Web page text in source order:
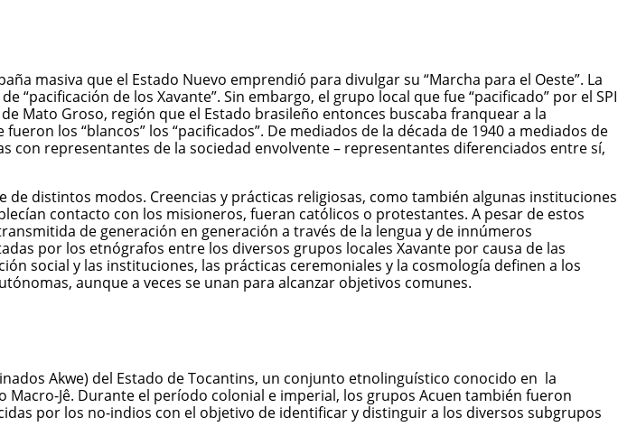
masiva que el Estado Nuevo emprendió para divulgar su “Marcha para el Oeste”. La
de los Xavante”. Sin embargo, el grupo local que fue “pacificado” por el SPI
Mato Groso, región que el Estado brasileño entonces buscaba franquear a la
los “blancos” los “pacificados”. De mediados de la década de 1940 a mediados de
con representantes de la sociedad envolvente – representantes diferenciados entre sí,
distintos modos. Creencias y prácticas religiosas, como también algunas instituciones
contacto con los misioneros, fueran católicos o protestantes. A pesar de estos
de generación en generación a través de la lengua y de innúmeros
por los etnógrafos entre los diversos grupos locales Xavante por causa de las
social y las instituciones, las prácticas ceremoniales y la cosmología definen a los
aunque a veces se unan para alcanzar objetivos comunes.
Akwe) del Estado de Tocantins, un conjunto etnolinguístico conocido en la
Jê. Durante el período colonial e imperial, los grupos Acuen también fueron
por los no-indios con el objetivo de identificar y distinguir a los diversos subgrupos